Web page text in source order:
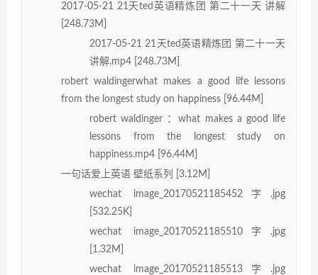
2017-05-21 21天ted英语精炼团 第二十一天 讲解
[248.73M]
2017-05-21 21天ted英语精炼团 第二十一天
讲解.mp4 [248.73M]
robert waldingerwhat makes a good life lessons
from the longest study on happiness [96.44M]
robert waldinger ：what makes a good life
lessons from the longest study on
happiness.mp4 [96.44M]
一句话爱上英语 壁纸系列 [3.12M]
wechat image_20170521185452字.jpg
[532.25K]
wechat image_20170521185510字.jpg
[1.32M]
wechat image_20170521185513字.jpg